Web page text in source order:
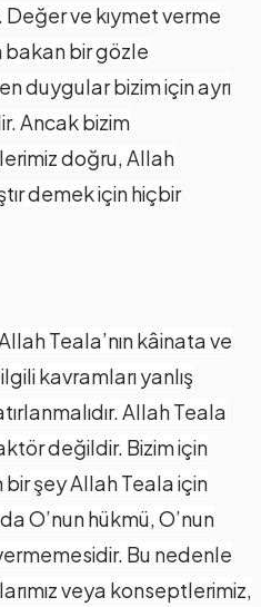
Değer ve kıymet verme
bakan bir gözle
duygular bizim için ayrı
Ancak bizim
doğru, Allah
demek için hiçbir
Teala’nın kâinata ve
kavramları yanlış
Allah Teala
değildir. Bizim için
şey Allah Teala için
O’nun hükmü, O’nun
Bu nedenle
veya konseptlerimiz,